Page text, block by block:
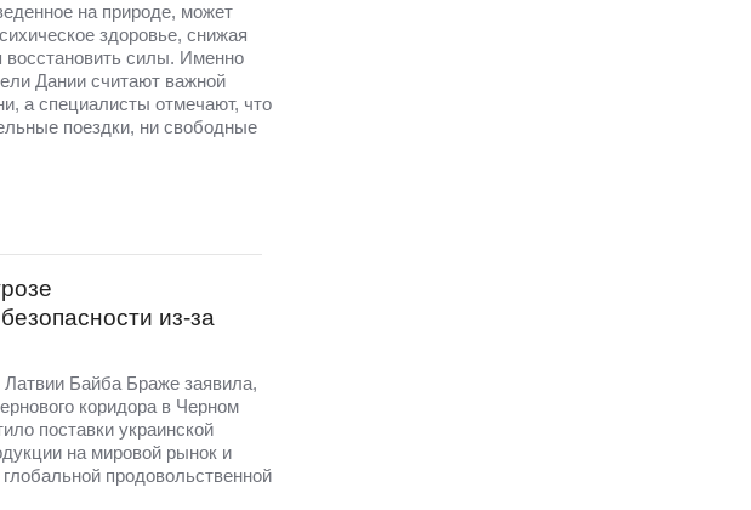
на природе, может
здоровье, снижая
восстановить силы. Именно
Дании считают важной
а специалисты отмечают, что
поездки, ни свободные
из-за
Байба Браже заявила,
коридора в Черном
поставки украинской
на мировой рынок и
продовольственной